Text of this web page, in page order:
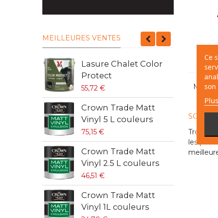
MEILLEURES VENTES
Lasure Chalet Color
Protect
55,72 €
Crown Trade Matt
Vinyl 5 L couleurs
75,15 €
Crown Trade Matt
Vinyl 2.5 L couleurs
46,51 €
Crown Trade Matt
Vinyl 1L couleurs
SOLS
Trouvez
les
Ce
son